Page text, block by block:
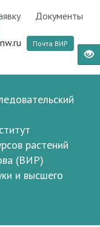
Документы
Почта ВИР
растений
(ВИР)
и высшего